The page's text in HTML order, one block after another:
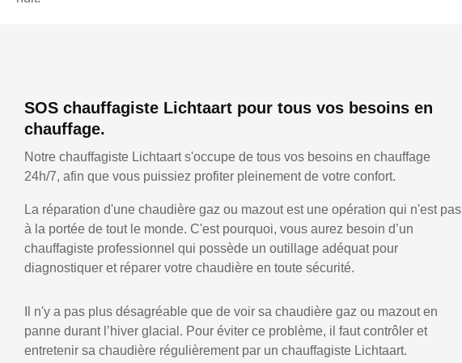
SOS chauffagiste Lichtaart pour tous vos besoins en
chauffage.
Notre chauffagiste Lichtaart s'occupe de tous vos besoins en chauffage
24h/7, afin que vous puissiez profiter pleinement de votre confort.
La réparation d'une chaudière gaz ou mazout est une opération qui n'est pas
à la portée de tout le monde. C'est pourquoi, vous aurez besoin d’un
chauffagiste professionnel qui possède un outillage adéquat pour
diagnostiquer et réparer votre chaudière en toute sécurité.
Il n'y a pas plus désagréable que de voir sa chaudière gaz ou mazout en
panne durant l’hiver glacial. Pour éviter ce problème, il faut contrôler et
entretenir sa chaudière régulièrement par un chauffagiste Lichtaart.